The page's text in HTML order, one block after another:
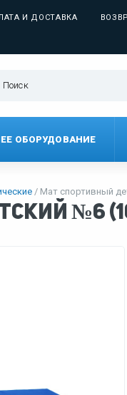
И ДОСТАВКА
ОБОРУДОВАНИЕ
Мат спортивный
№6